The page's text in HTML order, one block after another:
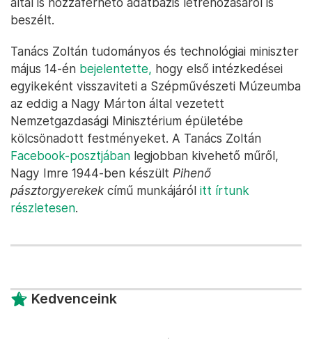
beszélt.
Tanács Zoltán tudományos és technológiai miniszter
május 14-én bejelentette, hogy első intézkedései
egyikeként visszaviteti a Szépművészeti Múzeumba
az eddig a Nagy Márton által vezetett
Nemzetgazdasági Minisztérium épületébe
kölcsönadott festményeket. A Tanács Zoltán
Facebook-posztjában legjobban kivehető műről,
Nagy Imre 1944-ben készült Pihenő
pásztorgyerekekcímű munkájáról itt írtunk
részletesen.
Kedvenceink